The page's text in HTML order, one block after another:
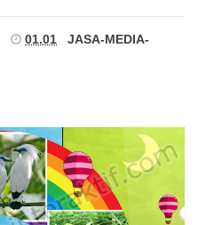
01.01
JASA-MEDIA-